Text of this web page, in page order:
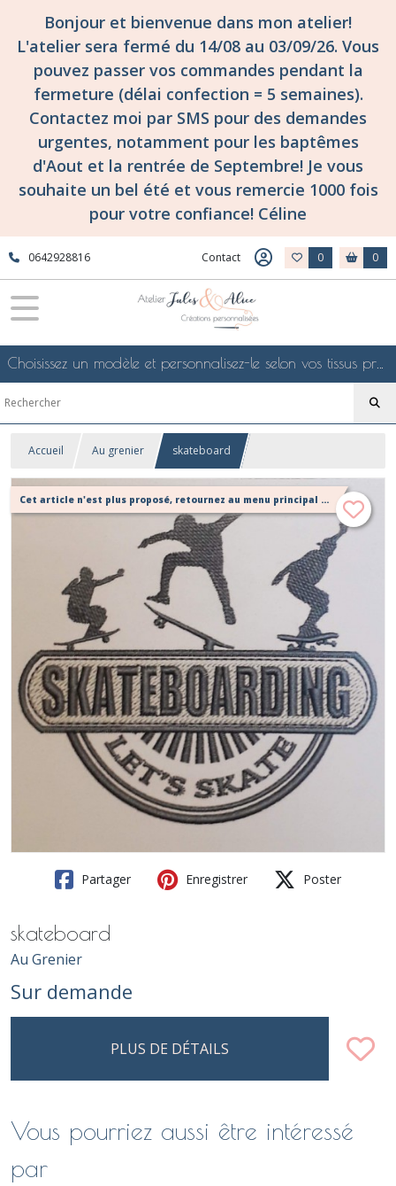
Bonjour et bienvenue dans mon atelier!
L'atelier sera fermé du 14/08 au 03/09/26. Vous
pouvez passer vos commandes pendant la
fermeture (délai confection = 5 semaines).
Contactez moi par SMS pour des demandes
urgentes, notamment pour les baptêmes
d'Aout et la rentrée de Septembre! Je vous
souhaite un bel été et vous remercie 1000 fois
pour votre confiance! Céline
0642928816 Contact 0 0
Choisissez un modèle et personnalisez-le selon vos tissus préférés de mes collections en ligne, je le confectionnerai selon vos souhaits
Accueil Au grenier skateboard
Cet article n'est plus proposé, retournez au menu principal ou contactez moi!
Partager Enregistrer Poster
skateboard
Au Grenier
Sur demande
PLUS DE DÉTAILS
Vous pourriez aussi être intéressé
par